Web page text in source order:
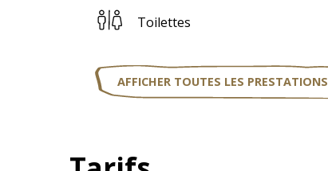
Toilettes
AFFICHER TOUTES LES PRESTATIONS